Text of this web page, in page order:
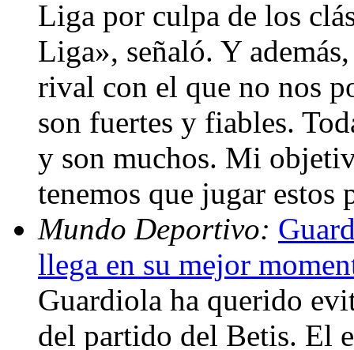
Liga por culpa de los
Liga», señaló. Y
rival con el que no nos
son fuertes y fiables.
y son muchos. Mi
tenemos que jugar
Mundo Deportivo:
llega en su mejor
Guardiola ha querido
del partido del Betis. El